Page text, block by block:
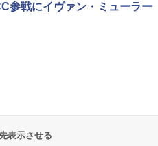
参戦にイヴァン・ミューラー
表示させる